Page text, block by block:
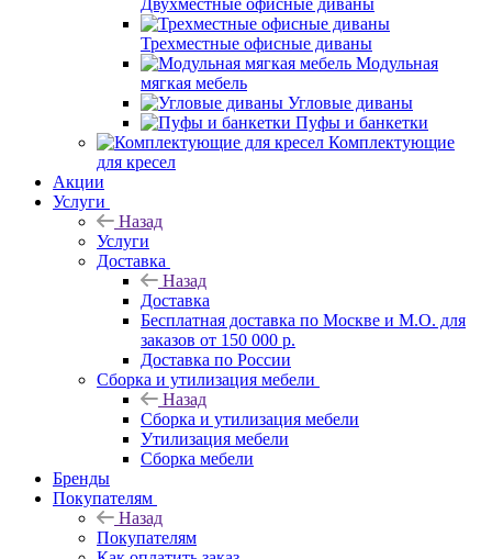
Двухместные офисные диваны
Трехместные офисные диваны
Модульная
мягкая мебель
Угловые диваны
Пуфы и банкетки
Комплектующие
для кресел
Акции
Услуги
Назад
Услуги
Доставка
Назад
Доставка
Бесплатная доставка по Москве и М.О. для
заказов от 150 000 р.
Доставка по России
Сборка и утилизация мебели
Назад
Сборка и утилизация мебели
Утилизация мебели
Сборка мебели
Бренды
Покупателям
Назад
Покупателям